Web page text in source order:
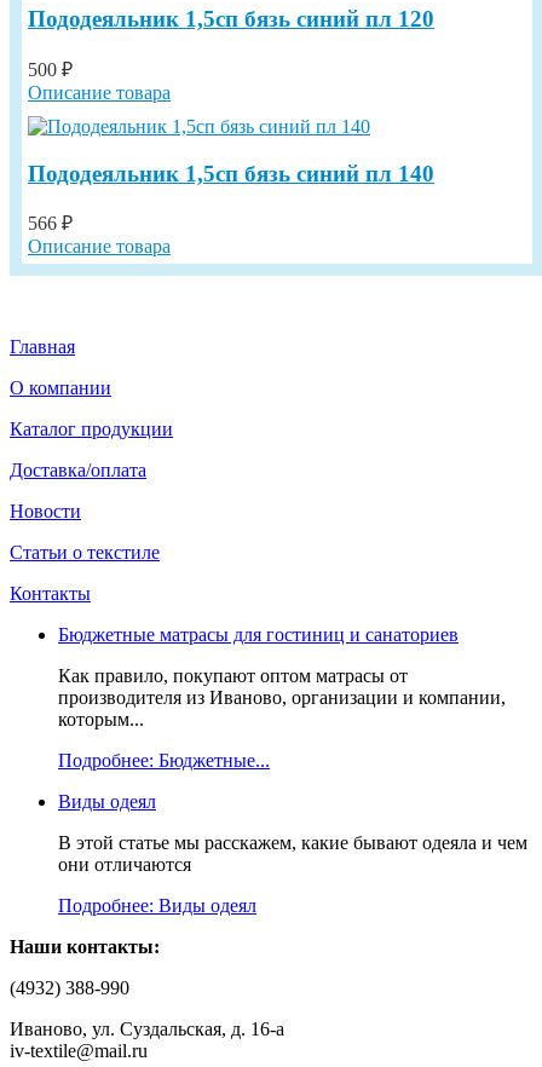
Пододеяльник 1,5сп бязь синий пл 120
500 ₽
Описание товара
Пододеяльник 1,5сп бязь синий пл 140
566 ₽
Описание товара
Главная
О компании
Каталог продукции
Доставка/оплата
Новости
Статьи о текстиле
Контакты
Бюджетные матрасы для гостиниц и санаториев
Как правило, покупают оптом матрасы от
производителя из Иваново, организации и компании,
которым...
Подробнее: Бюджетные...
Виды одеял
В этой статье мы расскажем, какие бывают одеяла и чем
они отличаются
Подробнее: Виды одеял
Наши контакты:
(4932) 388-990
Иваново, ул. Суздальская, д. 16-а
iv-textile@mail.ru